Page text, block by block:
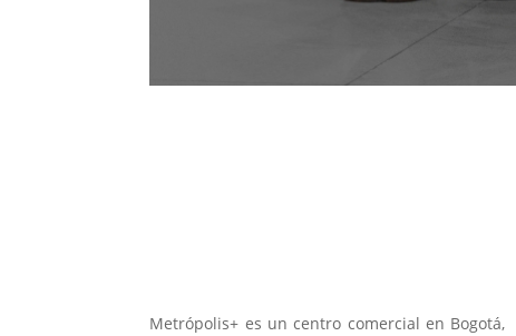
Metrópolis+ es un centro comercial en Bogotá,